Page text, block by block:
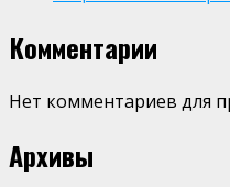
Комментарии
Нет комментариев для
Архивы